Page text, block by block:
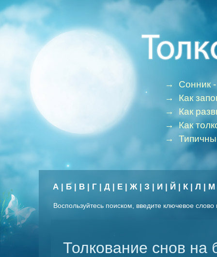
→ Сонник
→ Как
→ Как
→Как
→
А | Б| В | Г | Д | Е | Ж| З | И | Й | К| Л | М
Воспользуйтесь поиском, введите ключевое
Толкование снов на